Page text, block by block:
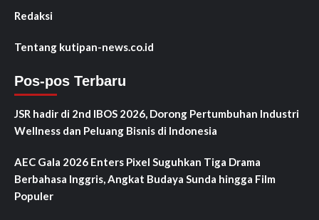
Redaksi
Tentang kutipan-news.co.id
Pos-pos Terbaru
JSR hadir di 2nd IBOS 2026, Dorong Pertumbuhan Industri
Wellness dan Peluang Bisnis di Indonesia
AEC Gala 2026 Enters Pixel Suguhkan Tiga Drama
Berbahasa Inggris, Angkat Budaya Sunda hingga Film
Populer